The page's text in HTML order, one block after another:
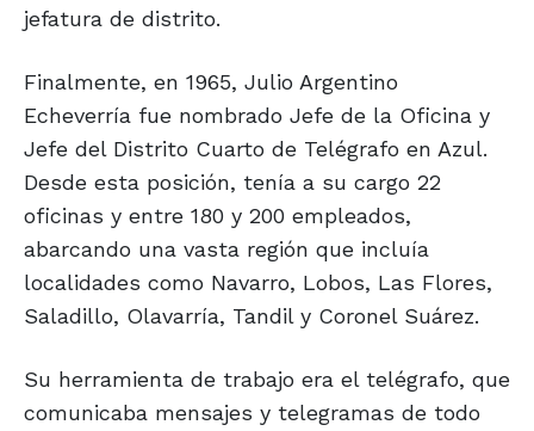
jefatura de distrito.
Finalmente, en 1965, Julio Argentino
Echeverría fue nombrado Jefe de la Oficina y
Jefe del Distrito Cuarto de Telégrafo en Azul.
Desde esta posición, tenía a su cargo 22
oficinas y entre 180 y 200 empleados,
abarcando una vasta región que incluía
localidades como Navarro, Lobos, Las Flores,
Saladillo, Olavarría, Tandil y Coronel Suárez.
Su herramienta de trabajo era el telégrafo, que
comunicaba mensajes y telegramas de todo